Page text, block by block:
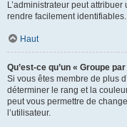
L’administrateur peut
rendre facilement identifiables.
Haut
Qu’est-ce qu’un « Groupe
Si vous êtes membre de plus
déterminer le rang et la
peut vous permettre de
l’utilisateur.